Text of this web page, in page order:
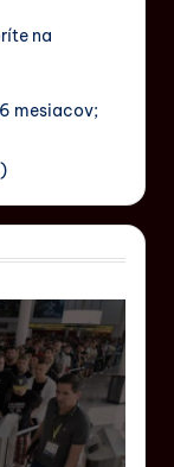
na
mesiacov;